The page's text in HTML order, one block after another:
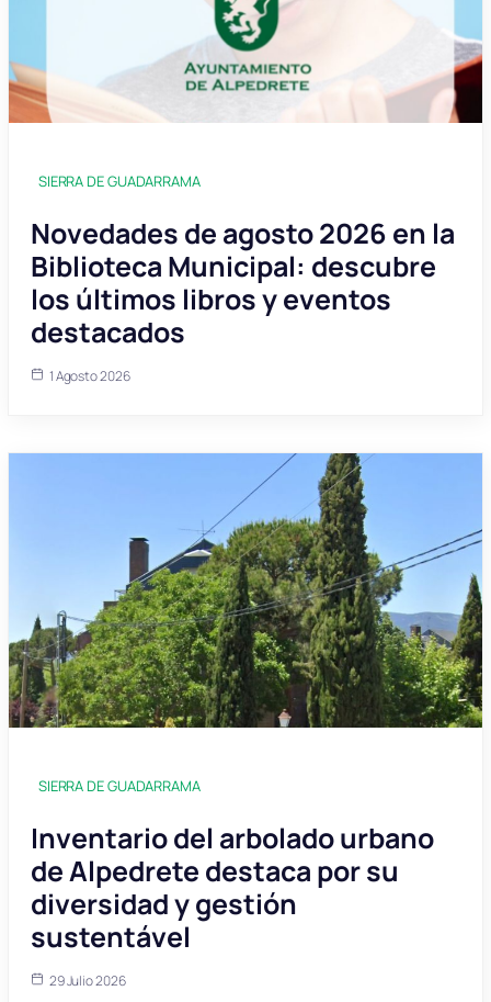
SIERRA DE GUADARRAMA
Novedades de agosto 2026 en la
Biblioteca Municipal: descubre
los últimos libros y eventos
destacados
1 Agosto 2026
SIERRA DE GUADARRAMA
Inventario del arbolado urbano
de Alpedrete destaca por su
diversidad y gestión
sustentável
29 Julio 2026